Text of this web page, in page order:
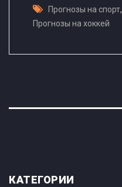
Прогнозы на спорт,
Прогнозы на хоккей
КАТЕГОРИИ